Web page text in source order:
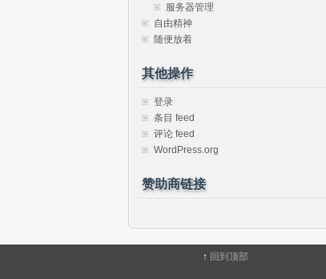
服务器管理
自由精神
随便放着
其他操作
登录
条目 feed
评论 feed
WordPress.org
赞助商链接
↑ 回到顶部